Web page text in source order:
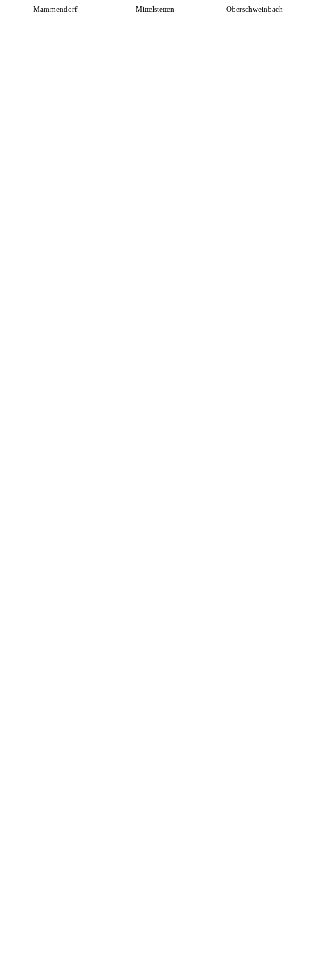
Mammendorf Mittelstetten Oberschweinbach